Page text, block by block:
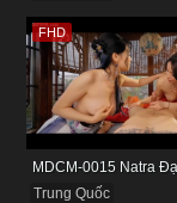
Trung Quốc
FHD